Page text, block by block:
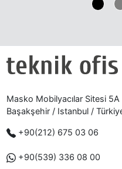
Masko Mobilyacılar Sitesi
Başakşehir / Istanbul /
+90(212) 675 03 06
+90(539) 336 08 00